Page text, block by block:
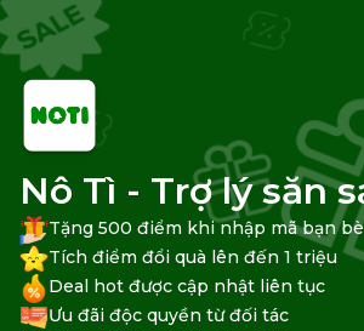
Trang chủ
Liên hệ Shopee
Tổng đài
Nô Tì - Trợ lý săn
Tặng 500 điểm khi nhập mã bạn bè
Tích điểm đổi quà lên đến 1 triệu
Deal hot được cập nhật liên tục
Ưu đãi độc quyền từ đối tác